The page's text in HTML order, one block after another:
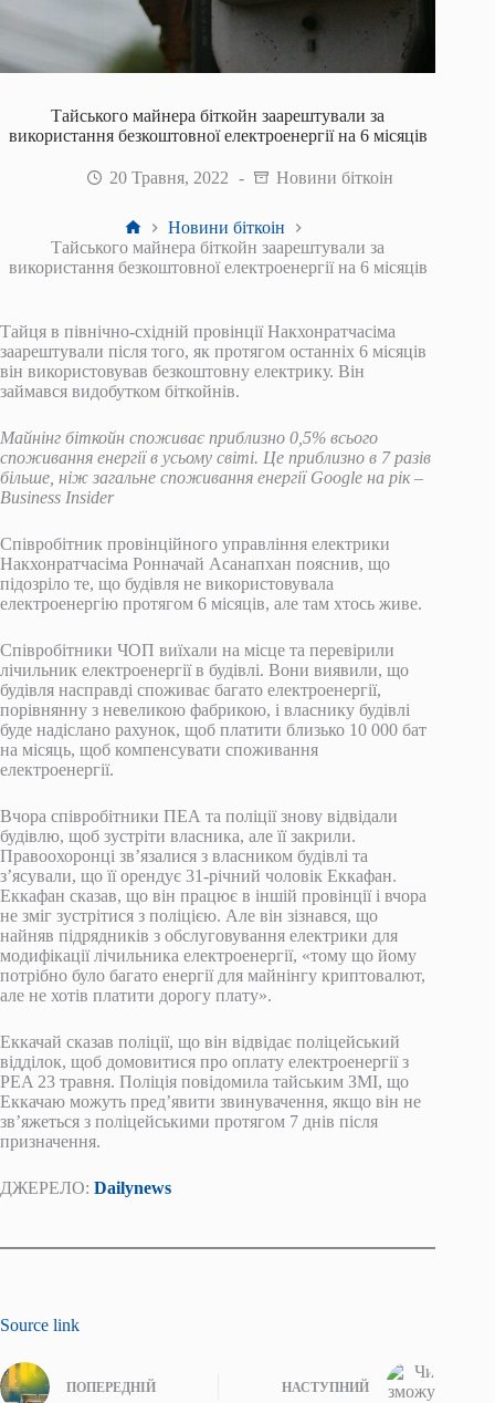
Тайського майнера біткойн заарештували за
використання безкоштовної електроенергії на 6 місяців
20 Травня, 2022 Новини біткоін
Головна
Новини біткоін
Тайського майнера біткойн заарештували за
використання безкоштовної електроенергії на 6 місяців
Тайця в північно-східній провінції Накхонратчасіма
заарештували після того, як протягом останніх 6 місяців
він використовував безкоштовну електрику. Він
займався видобутком біткойнів.
Майнінг біткойн споживає приблизно 0,5% всього
споживання енергії в усьому світі. Це приблизно в 7 разів
більше, ніж загальне споживання енергії Google на рік –
Business Insider
Співробітник провінційного управління електрики
Накхонратчасіма Ронначай Асанапхан пояснив, що
підозріло те, що будівля не використовувала
електроенергію протягом 6 місяців, але там хтось живе.
Співробітники ЧОП виїхали на місце та перевірили
лічильник електроенергії в будівлі. Вони виявили, що
будівля насправді споживає багато електроенергії,
порівнянну з невеликою фабрикою, і власнику будівлі
буде надіслано рахунок, щоб платити близько 10 000 бат
на місяць, щоб компенсувати споживання
електроенергії.
Вчора співробітники ПЕА та поліції знову відвідали
будівлю, щоб зустріти власника, але її закрили.
Правоохоронці зв’язалися з власником будівлі та
з’ясували, що її орендує 31-річний чоловік Еккафан.
Еккафан сказав, що він працює в іншій провінції і вчора
не зміг зустрітися з поліцією. Але він зізнався, що
найняв підрядників з обслуговування електрики для
модифікації лічильника електроенергії, «тому що йому
потрібно було багато енергії для майнінгу криптовалют,
але не хотів платити дорогу плату».
Еккачай сказав поліції, що він відвідає поліцейський
відділок, щоб домовитися про оплату електроенергії з
PEA 23 травня. Поліція повідомила тайським ЗМІ, що
Еккачаю можуть пред’явити звинувачення, якщо він не
зв’яжеться з поліцейськими протягом 7 днів після
призначення.
ДЖЕРЕЛО: Dailynews
Source link
ПОПЕРЕДНІЙ НАСТУПНИЙ